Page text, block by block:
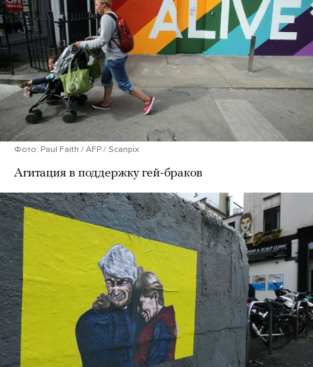
Фото: Paul Faith / AFP / Scanpix
Агитация в поддержку гей-браков